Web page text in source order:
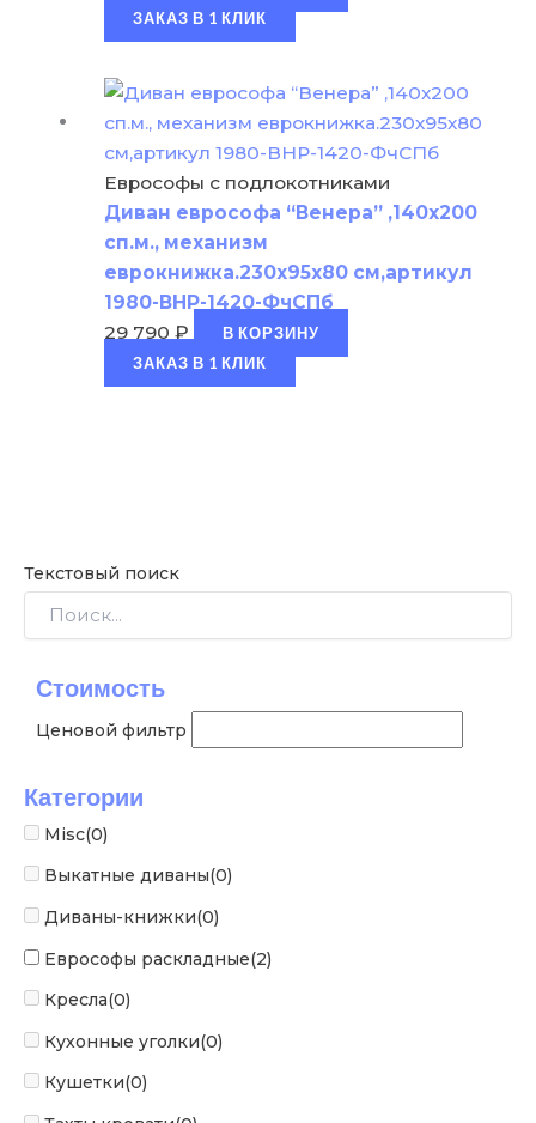
Текстовый поиск
Стоимость
Ценовой фильтр
Категории
Misc(0)
Выкатные диваны(0)
Диваны-книжки(0)
Еврософы раскладные(2)
Кресла(0)
Кухонные уголки(0)
Кушетки(0)
ЗАКАЗ В 1 КЛИК
Еврософы с подлокотниками
Диван еврософа “Венера” ,140х200
сп.м., механизм
еврокнижка.230х95х80 см,артикул
1980-ВНР-1420-ФчСПб
29 790 ₽
В КОРЗИНУ
ЗАКАЗ В 1 КЛИК